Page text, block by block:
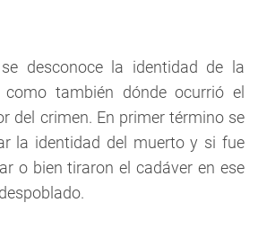
desconoce la identidad de la
como también dónde ocurrió el
del crimen. En primer término se
la identidad del muerto y si fue
o bien tiraron el cadáver en ese